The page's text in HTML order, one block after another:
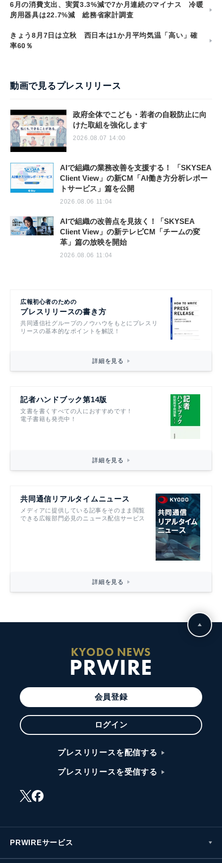
6月の消費支出、実質3.3%減で7か月連続のマイナス 冷暖
房用器具は22.7%減 総務省家計調査
きょう8月7日は立秋 西日本は1か月平均気温「高い」確
率60％
動画で見るプレスリリース
政府全体でこども・若者の自殺防止に向
けた取組を強化します
2026.08.07 14:00
AIで組織の業務改善を支援する！ 「SKYSEA
Client View」の新CM「AI働き方分析レポー
トサービス」篇を公開
2026.08.06 11:04
AIで組織の改善点を見抜く！「SKYSEA
Client View」の新テレビCM「チームの変
革」篇の放映を開始
2026.08.06 11:04
広報初心者のための
プレスリリースの書き方
共同通信社グループのノウハウをもとにプレスリ
リースの基本的なポイントを解説！
詳細を見る
記者ハンドブック第14版
文書を書くすべての人におすすめです！
電子書籍も発売中！
詳細を見る
共同通信リアルタイムニュース
メディアに提供している記事をそのまま閲覧
できる広報部門必見のニュース配信サービス
詳細を見る
KYODO NEWS
PRWIRE
会員登録
ログイン
プレスリリースを配信する
プレスリリースを受信する
PRWIREサービス